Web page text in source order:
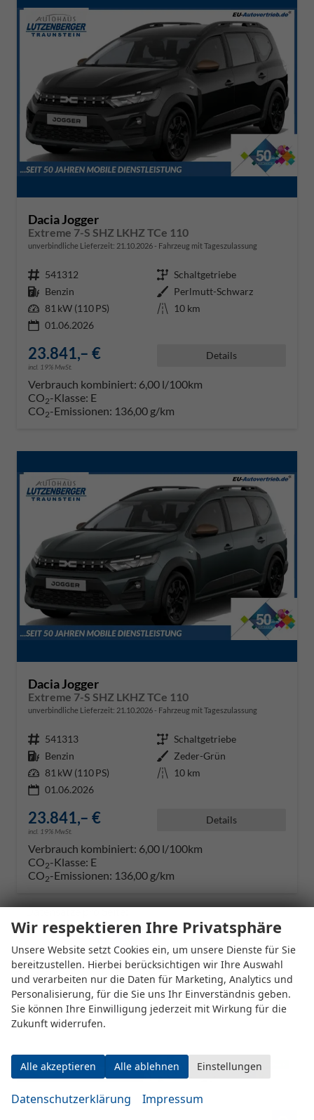
Dacia Jogger
Extreme 7-S SHZ LKHZ TCe 110
unverbindliche Lieferzeit: 21.10.2026 Fahrzeug mit Tageszulassung
Fahrzeugnr. 541312 Getriebe Schaltgetriebe
Kraftstoff Benzin Außenfarbe Perlmutt-Schwarz
Leistung 81 kW (110 PS) Kilometerstand 10 km
01.06.2026
23.841,– €
incl. 19% MwSt.
Details
Verbrauch kombiniert: 6,00 l/100km
CO2-Klasse: E
CO2-Emissionen: 136,00 g/km
Dacia Jogger
Extreme 7-S SHZ LKHZ TCe 110
unverbindliche Lieferzeit: 21.10.2026 Fahrzeug mit Tageszulassung
Fahrzeugnr. 541313 Getriebe Schaltgetriebe
Kraftstoff Benzin Außenfarbe Zeder-Grün
Leistung 81 kW (110 PS) Kilometerstand 10 km
01.06.2026
23.841,– €
incl. 19% MwSt.
Details
Verbrauch kombiniert: 6,00 l/100km
CO2-Klasse: E
CO2-Emissionen: 136,00 g/km
Datensätze pro Seite:
Seiten:
1
Wir respektieren Ihre Privatsphäre
Unsere Website setzt Cookies ein, um unsere Dienste für Sie
bereitzustellen. Hierbei berücksichtigen wir Ihre Auswahl
und verarbeiten nur die Daten für Marketing, Analytics und
Personalisierung, für die Sie uns Ihr Einverständnis geben.
Sie können Ihre Einwilligung jederzeit mit Wirkung für die
Zukunft widerrufen.
Alle akzeptieren Alle ablehnen Einstellungen
Datenschutzerklärung Impressum